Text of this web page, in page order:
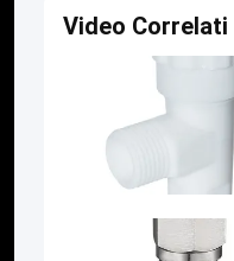
Video Correlati